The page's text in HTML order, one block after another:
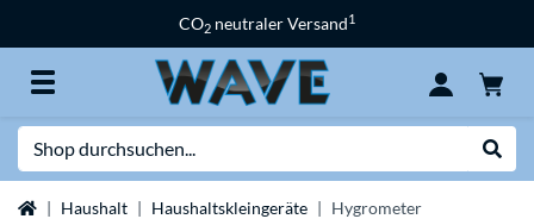
CO2 neutraler Versand1
StartseiteHaushalt Haushaltskleingeräte Hygrometer